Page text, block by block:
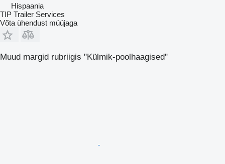
Hispaania
TIP Trailer Services
Võta ühendust müüjaga
Muud margid rubriigis "Külmik-poolhaagised"